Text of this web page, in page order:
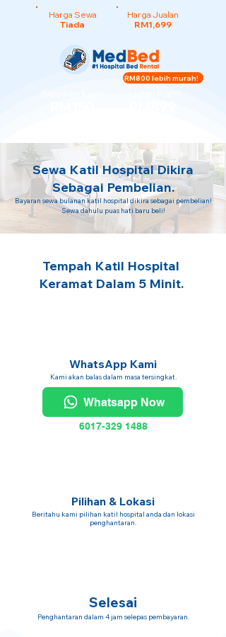
Harga Sewa
Tiada
Harga Jualan
RM1,699
RM800 lebih murah!
Sewa Katil Hospital Dikira
Sebagai Pembelian.
Bayaran sewa bulanan katil hospital dikira sebagai pembelian!
Sewa dahulu puas hati baru beli!
Tempah Katil Hospital
Keramat Dalam 5 Minit.
WhatsApp Kami
Kami akan balas dalam masa tersingkat.
Whatsapp Now
6017-329 1488
Pilihan & Lokasi
Beritahu kami pilihan katil hospital anda dan lokasi
penghantaran.
Selesai
Penghantaran dalam 4 jam selepas pembayaran.